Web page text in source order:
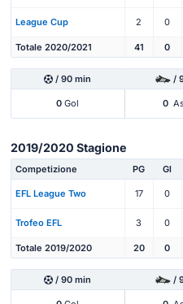
League Cup 2 0
Totale 2020/2021 41 0
/ 90 min /
0 Gol 0
2019/2020 Stagione
Competizione PG Gl
EFL League Two 17 0
Trofeo EFL 3 0
Totale 2019/2020 20 0
/ 90 min /